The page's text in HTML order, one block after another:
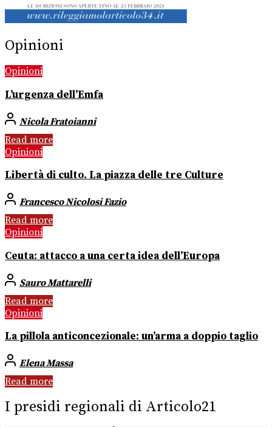
Opinioni
Opinioni
L’urgenza dell’Emfa
Nicola Fratoianni
Read more
Opinioni
Libertà di culto. La piazza delle tre Culture
Francesco Nicolosi Fazio
Read more
Opinioni
Ceuta: attacco a una certa idea dell’Europa
Sauro Mattarelli
Read more
Opinioni
La pillola anticoncezionale: un’arma a doppio taglio
Elena Massa
Read more
I presidi regionali di Articolo21